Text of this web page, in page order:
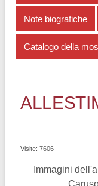
Note biografiche
Catalogo della
Visite: 7606
Immagini